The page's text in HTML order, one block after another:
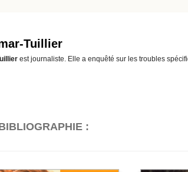
Tuillier
est journaliste. Elle a enquêté sur les troubles
: